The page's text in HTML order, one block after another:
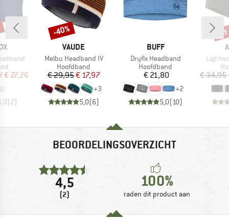
prijs
€ 27,26
(2)
MERK
VAUDE
Artikel
Melbu Headband IV
Productgroep
Hoofdband
Prijs
€ 29,95Verlaagde prijs
€ 17,97
+3
5,0(6)
Korting
-40%
MERK
BUFF
Artikel
Dryflx Headband
Productgroep
Hoofdband
Prijs
€ 21,80
+2
5,0(10)
Artikel
€ 34,95
BEOORDELINGSOVERZICHT
4,5
(2)
100%
raden dit product aan